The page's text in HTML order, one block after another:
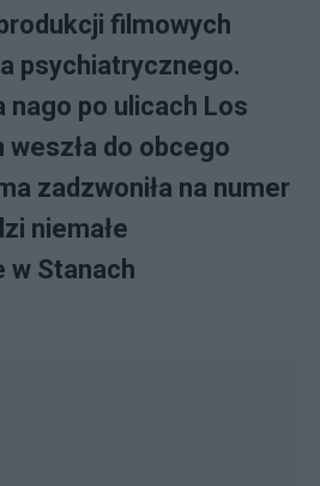
filmowych
psychiatrycznego.
nago po ulicach Los
do obcego
zadzwoniła na numer
niemałe
w Stanach